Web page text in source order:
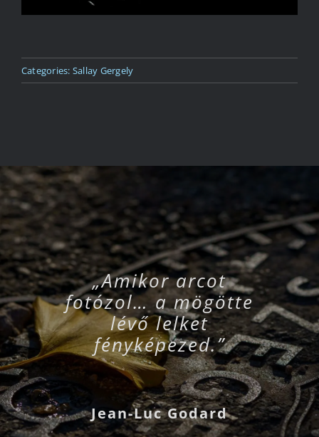
Categories: Sallay Gergely
„Amikor arcot
fotózol… a mögötte
lévő lelket
fényképezed.”
Jean-Luc Godard